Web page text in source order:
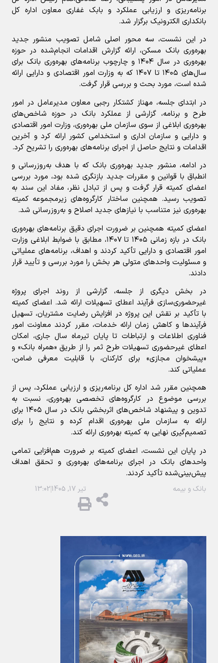
برنامه‌ریزی و ارزیابی عملکرد و بابک غفاری معاون اداره کل
بانکداری الکترونیک برگزار شد.
در این نشست، سه محور اصلی شامل تصویب منشور جدید
بهره‌وری بانک مسکن، ارائه گزارش اقدامات انجام‌شده در حوزه
بهره‌وری در سال ۱۴۰۴ و چارچوب برنامه‌های بهره‌وری بانک برای
سال‌های ۱۴۰۵ تا ۱۴۰۷ که به وزارت امور اقتصادی و دارایی ارائه
شده است، مورد بحث و بررسی قرار گرفت.
در ابتدای جلسه، مهناز کشتکار رجبی معاون مدیرعامل در امور
طرح و برنامه، گزارشی از عملکرد بانک در حوزه شاخص‌های
بهره‌وری ابلاغی از سوی سازمان ملی بهره‌وری، وزارت امور اقتصادی
و دارایی و سازمان اداری و استخدامی کشور ارائه کرد و آخرین
اقدامات و نتایج حاصل از اجرای برنامه‌های بهره‌وری را تشریح کرد.
در ادامه، منشور جدید بهره‌وری بانک که با هدف به‌روزرسانی و
انطباق با قوانین و مقررات جدید بازنگری شده بود، مورد بررسی
اعضای کمیته قرار گرفت و پس از تبادل نظر، مفاد این سند به
تصویب رسید. همچنین ساختار کارگروه‌های زیرمجموعه کمیته
بهره‌وری نیز متناسب با نیازهای جدید اصلاح و به‌روزرسانی شد.
اعضای کمیته همچنین بر ضرورت اجرای دقیق برنامه‌های بهره‌وری
بانک در بازه زمانی ۱۴۰۵ تا ۱۴۰۷، مطابق با ضوابط ابلاغی وزارت
امور اقتصادی و دارایی تأکید کردند و اهداف، برنامه‌های عملیاتی
و مسئولیت واحدهای متولی هر بخش را مورد بررسی و تأیید قرار
دادند.
در بخش دیگری از جلسه، گزارشی از روند اجرای پروژه
غیرحضوری‌سازی فرآیند اعطای تسهیلات ارائه شد. اعضای کمیته
با تأکید بر نقش این پروژه در افزایش رضایت مشتریان، تسهیل
فرآیندها و کاهش زمان ارائه خدمات، مقرر کردند معاونت امور
فناوری اطلاعات و ارتباطات تا پایان تیرماه سال جاری، امکان
اعطای غیرحضوری تسهیلات طرح ثمر را از طریق «همراه بانک» و
«پیشخوان مجازی» برای کارکنان، با قابلیت معرفی ضامن،
عملیاتی کند.
همچنین مقرر شد اداره کل برنامه‌ریزی و ارزیابی عملکرد، پس از
بررسی موضوع در کارگروه‌های تخصصی بهره‌وری، نسبت به
تدوین و پیشنهاد شاخص‌های اثربخشی بانک در سال ۱۴۰۵ برای
ارائه به سازمان ملی بهره‌وری اقدام کرده و نتایج را برای
تصمیم‌گیری نهایی به کمیته بهره‌وری ارائه کند.
در پایان این نشست، اعضای کمیته بر ضرورت هم‌افزایی تمامی
واحدهای بانک در اجرای برنامه‌های بهره‌وری و تحقق اهداف
پیش‌بینی‌شده تأکید کردند.
بانک و بیمه تیر 17, 1405 13:02